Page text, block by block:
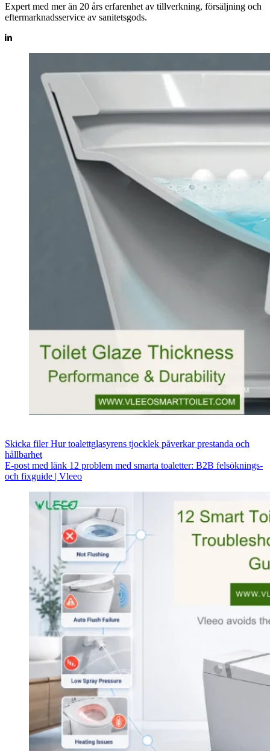
Expert med mer än 20 års erfarenhet av tillverkning, försäljning och
eftermarknadsservice av sanitetsgods.
Skicka filerHur toalettglasyrens tjocklek påverkar prestanda och
hållbarhet
E-post med länk 12 problem med smarta toaletter: B2B felsöknings-
och fixguide | Vleeo